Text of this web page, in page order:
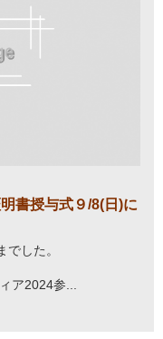
書授与式９/8(日)に
した。
ア2024参...